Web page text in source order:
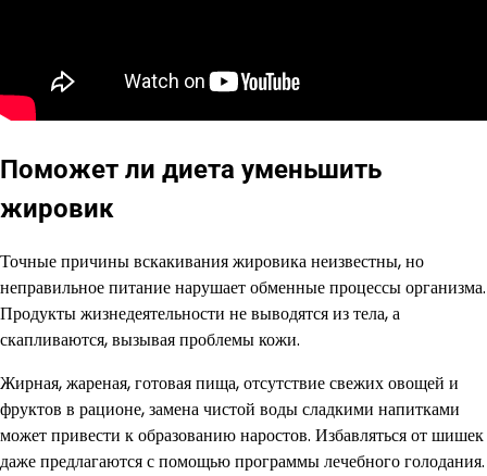
Поможет ли диета уменьшить
жировик
Точные причины вскакивания жировика неизвестны, но
неправильное питание нарушает обменные процессы организма.
Продукты жизнедеятельности не выводятся из тела, а
скапливаются, вызывая проблемы кожи.
Жирная, жареная, готовая пища, отсутствие свежих овощей и
фруктов в рационе, замена чистой воды сладкими напитками
может привести к образованию наростов. Избавляться от шишек
даже предлагаются с помощью программы лечебного голодания.